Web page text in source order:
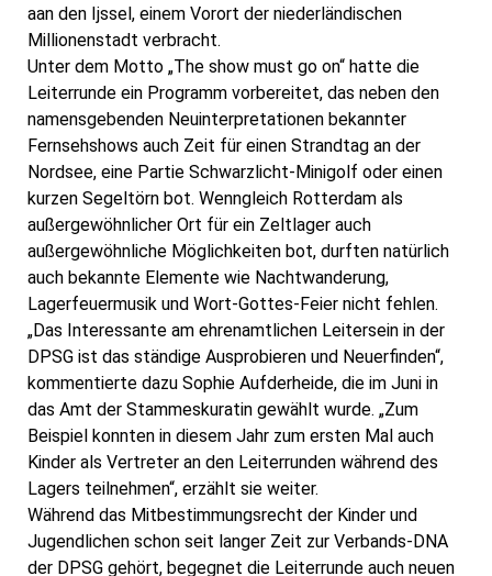
aan den Ijssel, einem Vorort der niederländischen
Millionenstadt verbracht.
Unter dem Motto „The show must go on“ hatte die
Leiterrunde ein Programm vorbereitet, das neben den
namensgebenden Neuinterpretationen bekannter
Fernsehshows auch Zeit für einen Strandtag an der
Nordsee, eine Partie Schwarzlicht-Minigolf oder einen
kurzen Segeltörn bot. Wenngleich Rotterdam als
außergewöhnlicher Ort für ein Zeltlager auch
außergewöhnliche Möglichkeiten bot, durften natürlich
auch bekannte Elemente wie Nachtwanderung,
Lagerfeuermusik und Wort-Gottes-Feier nicht fehlen.
„Das Interessante am ehrenamtlichen Leitersein in der
DPSG ist das ständige Ausprobieren und Neuerfinden“,
kommentierte dazu Sophie Aufderheide, die im Juni in
das Amt der Stammeskuratin gewählt wurde. „Zum
Beispiel konnten in diesem Jahr zum ersten Mal auch
Kinder als Vertreter an den Leiterrunden während des
Lagers teilnehmen“, erzählt sie weiter.
Während das Mitbestimmungsrecht der Kinder und
Jugendlichen schon seit langer Zeit zur Verbands-DNA
der DPSG gehört, begegnet die Leiterrunde auch neuen